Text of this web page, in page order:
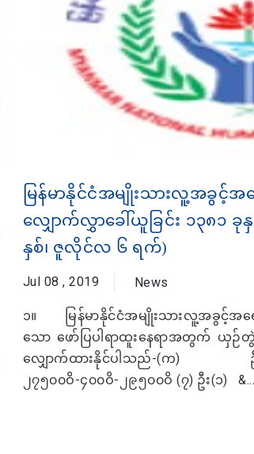
မြန်မာနိုင်ငံအမျိုးသားလူ့
လျှောက်လွှာခေါ်ယူခြင်း ၁၃၈၁
နှစ်၊ ဇူလိုင်လ ၆ ရက်)
Jul 08 , 2019 News
၁။ မြန်မာနိုင်ငံအမျိုးသားလူ့အခွင့်အ
သော ဖော်ပြပါရာထူးနေရာအတွက် ယှဉ်
လျှောက်ထားနိုင်ပါသည်-(က)
၂၇၅၀၀ဝိ-၄၀၀ဝိ-၂၉၅၀၀ဝိ (၇) ဦး(၁) &...